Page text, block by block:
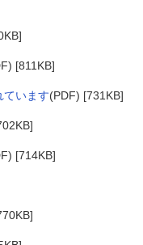
[811KB]
ています(PDF) [731KB]
[714KB]